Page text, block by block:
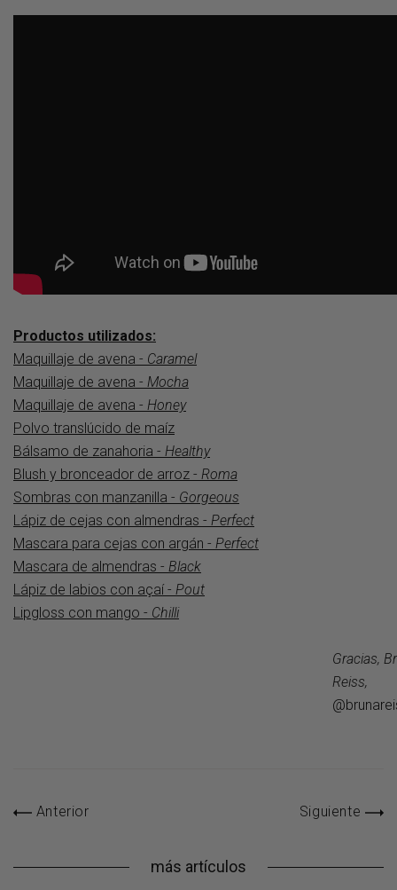
Productos utilizados:
Maquillaje de avena - Caramel
Maquillaje de avena - Mocha
Maquillaje de avena - Honey
Polvo translúcido de maíz
Bálsamo de zanahoria - Healthy
Blush y bronceador de arroz - Roma
Sombras con manzanilla - Gorgeous
Lápiz de cejas con almendras - Perfect
Mascara para cejas con argán - Perfect
Mascara de almendras - Black
Lápiz de labios con açaí - Pout
Lipgloss con mango - Chilli
Gracias,
Reiss,
Anterior Siguiente
más artículos